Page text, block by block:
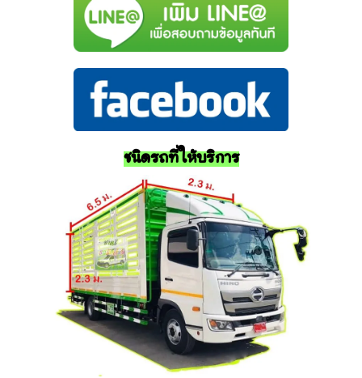
ชนิดรถที่ให้บริการ